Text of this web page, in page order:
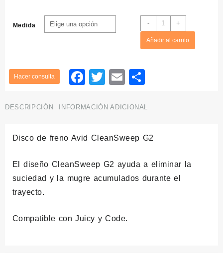
desde
23,95€
26,95€
Medida -
Disco
de
freno
Avid
+
Añadir al carrito
Facebook
Twitter
EmailCompartir
DESCRIPCIÓN INFORMACIÓN ADICIONAL
Disco de freno Avid CleanSweep G2
El diseño CleanSweep G2 ayuda a eliminar la
suciedad y la mugre acumulados durante el
trayecto.
Compatible con Juicy y Code.